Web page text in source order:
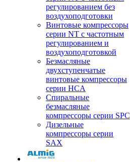
регулированием без
воздухоподготовки
Винтовые компрессоры
серии NT с частотным
регулированием и
воздухоподготовкой
Безмасляные
двухступенчатые
винтовые компрессоры
серии HCA
Спиральные
безмасляные
компрессоры серии SPC
Дизельные
компрессоры серии
SAX